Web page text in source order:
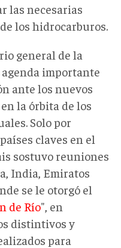
las necesarias
los hidrocarburos.
general de la
importante
ante los nuevos
la órbita de los
Solo por
claves en el
sostuvo reuniones
India, Emiratos
se le otorgó el
de Río", en
distintivos y
para